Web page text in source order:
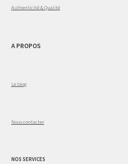
Authenticité & Qualité
A PROPOS
Le blog
Nous contacter
NOS SERVICES